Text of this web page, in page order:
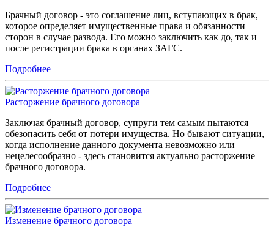
Брачный договор - это соглашение лиц, вступающих в брак,
которое определяет имущественные права и обязанности
сторон в случае развода. Его можно заключить как до, так и
после регистрации брака в органах ЗАГС.
Подробнее
Расторжение брачного договора
Заключая брачный договор, супруги тем самым пытаются
обезопасить себя от потери имущества. Но бывают ситуации,
когда исполнение данного документа невозможно или
нецелесообразно - здесь становится актуально расторжение
брачного договора.
Подробнее
Изменение брачного договора